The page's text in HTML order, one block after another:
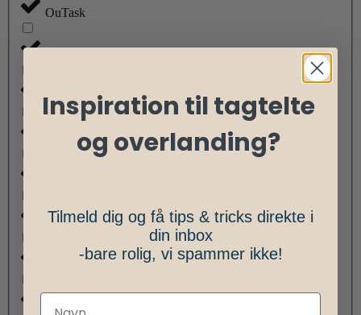
OuTask
Petromax
Quick Pitch
Road Shower
Sea to Summit
Stanley
Inspiration til tagtelte
og overlanding?
Tilmeld dig og få tips & tricks direkte i
din inbox
-bare rolig, vi spammer ikke!